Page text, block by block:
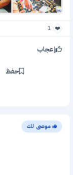
❤️
1
إعجاب
حفظ
موصى لك